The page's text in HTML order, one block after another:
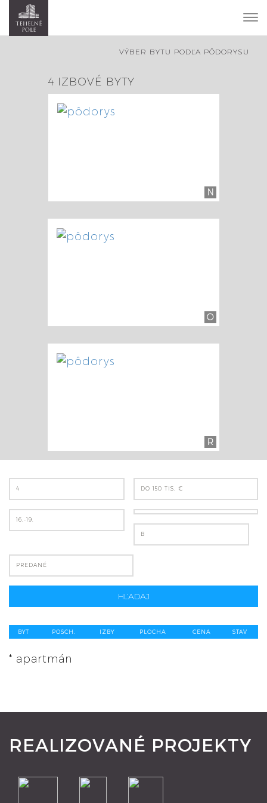
VÝBER BYTU PODĽA PÔDORYSU
4 IZBOVÉ BYTY
N
O
R
4 DO 150 TIS. €
16.-19.
B
PREDANÉ
HĽADAJ
BYT POSCH. IZBY PLOCHA CENA STAV
* apartmán
REALIZOVANÉ PROJEKTY